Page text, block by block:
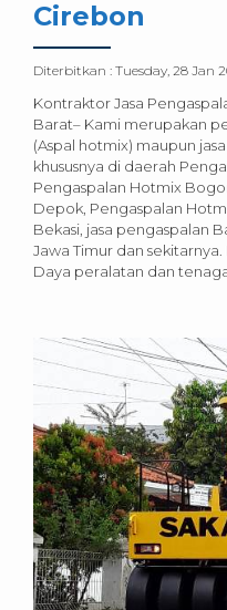
Cirebon
Diterbitkan : Tuesday, 28 Jan
Kontraktor Jasa
Barat– Kami merupakan
(Aspal hotmix) maupun
khususnya di daerah
Pengaspalan Hotmix
Depok, Pengaspalan
Bekasi, jasa pengaspalan
Jawa Timur dan
Daya peralatan dan tenaga